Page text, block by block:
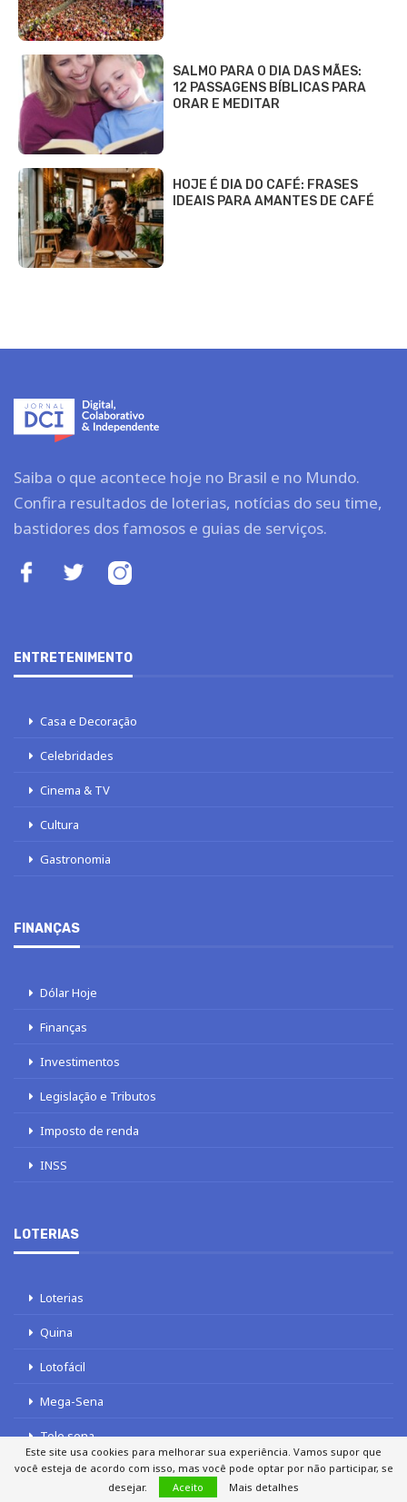
SALMO PARA O DIA DAS MÃES:
12 PASSAGENS BÍBLICAS PARA
ORAR E MEDITAR
HOJE É DIA DO CAFÉ: FRASES
IDEAIS PARA AMANTES DE CAFÉ
Saiba o que acontece hoje no Brasil e no Mundo.
Confira resultados de loterias, notícias do seu time,
bastidores dos famosos e guias de serviços.
ENTRETENIMENTO
Casa e Decoração
Celebridades
Cinema & TV
Cultura
Gastronomia
FINANÇAS
Dólar Hoje
Finanças
Investimentos
Legislação e Tributos
Imposto de renda
INSS
LOTERIAS
Loterias
Quina
Lotofácil
Mega-Sena
Tele sena
Este site usa cookies para melhorar sua experiência. Vamos supor que
você esteja de acordo com isso, mas você pode optar por não participar, se
desejar.
Aceito Mais detalhes